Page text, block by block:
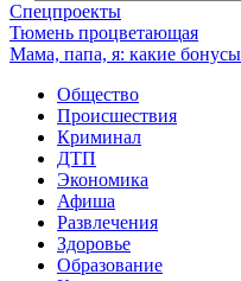
Спецпроекты
Тюмень процветающая
Мама, папа, я: какие
Общество
Происшествия
Криминал
ДТП
Экономика
Афиша
Развлечения
Здоровье
Образование